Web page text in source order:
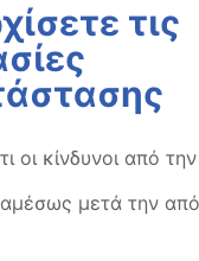
τις
οι κίνδυνοι από
μετά την